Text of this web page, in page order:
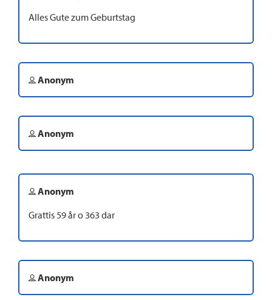
Alles Gute zum Geburtstag
Anonym
Anonym
Anonym
Grattis 59 år o 363 dar
Anonym